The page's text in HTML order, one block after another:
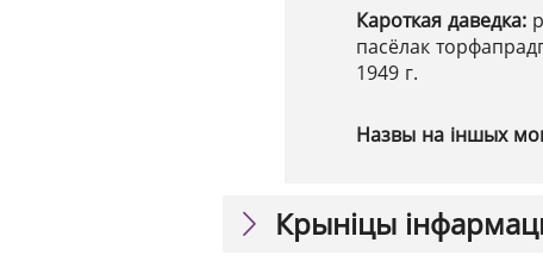
Кароткая даведка:
пасёлак
1949 г.
Назвы на іншых
Крыніцы